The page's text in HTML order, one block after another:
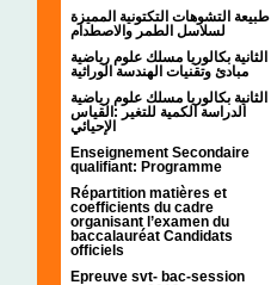
طبيعة التشوهات التكتونية المميزة
لسلاسل الطمر والاصطدام
الثانية بكالوريا مسلك علوم رياضية
مبادئ وتقنيات الهندسة الوراثية
الثانية بكالوريا مسلك علوم رياضية
الدراسة الكمية للتغير :القياس
الإحيائي
Enseignement Secondaire
qualifiant: Programme
Répartition matières et
coefficients du cadre
organisant l’examen du
baccalauréat Candidats
officiels
Epreuve svt- bac-session